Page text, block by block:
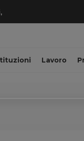
Lavoro